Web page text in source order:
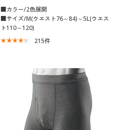
■カラー/2色展開
■サイズ/M(ウエスト76～84)～5L(ウエス
ト110～120)
215件